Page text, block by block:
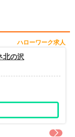
ハローワーク求人
北の沢